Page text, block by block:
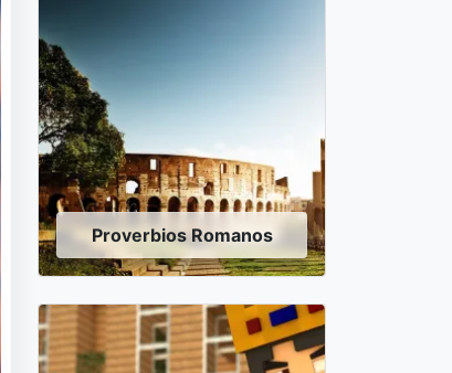
Proverbios Romanos